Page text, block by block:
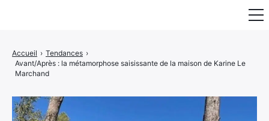
Accueil › Tendances ›
Avant/Après : la métamorphose saisissante de la maison de Karine Le
Marchand
Mobilier & Rangement
Luminaire